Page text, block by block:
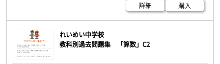
詳細
購入
れいめい中学校
教科別過去問題集 「算数」C2